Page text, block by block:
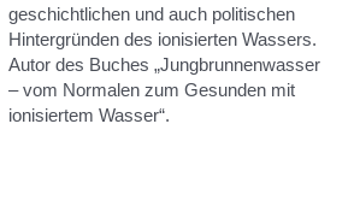
geschichtlichen und auch politischen
Hintergründen des ionisierten Wassers.
Autor des Buches „Jungbrunnenwasser
– vom Normalen zum Gesunden mit
ionisiertem Wasser“.